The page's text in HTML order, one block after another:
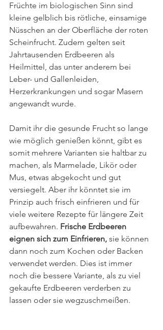
Früchte im biologischen Sinn sind
kleine gelblich bis rötliche, einsamige
Nüsschen an der Oberfläche der roten
Scheinfrucht. Zudem gelten seit
Jahrtausenden Erdbeeren als
Heilmittel, das unter anderem bei
Leber- und Gallenleiden,
Herzerkrankungen und sogar Masern
angewandt wurde.
Damit ihr die gesunde Frucht so lange
wie möglich genießen könnt, gibt es
somit mehrere Varianten sie haltbar zu
machen, als Marmelade, Likör oder
Mus, etwas abgekocht und gut
versiegelt. Aber ihr könntet sie im
Prinzip auch frisch einfrieren und für
viele weitere Rezepte für längere Zeit
aufbewahren. Frische Erdbeeren
eignen sich zum Einfrieren, sie können
dann noch zum Kochen oder Backen
verwendet werden. Dies ist immer
noch die bessere Variante, als zu viel
gekaufte Erdbeeren verderben zu
lassen oder sie wegzuschmeißen.